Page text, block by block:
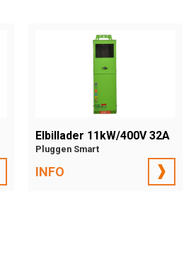
Elbillader 11kW/400V 32A
Pluggen Smart
INFO